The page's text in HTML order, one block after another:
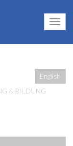
English
& BILDUNG